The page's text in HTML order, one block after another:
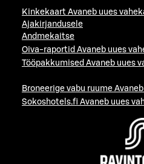
Kinkekaart Avaneb uues
Ajakirjandusele
Andmekaitse
Oiva-raportid Avaneb uues
Tööpakkumised Avaneb uues
Broneerige vabu ruume
Sokoshotels.fi Avaneb uues